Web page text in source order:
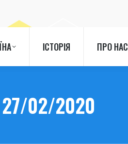
ІСТОРІЯ ПРО НАС
27/02/2020